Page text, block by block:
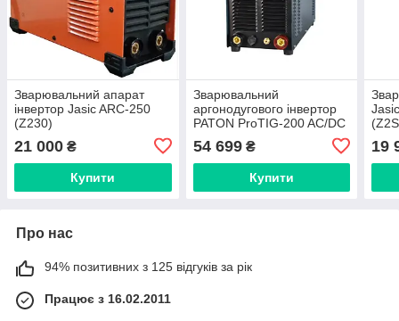
Зварювальний апарат
інвертор Jasic ARC-250
(Z230)
21 000 ₴
Купити
Зварювальний
аргонодугового інвертор
PATON ProTIG-200 AC/DC
з пальником (АДІ-200PRO)
54 699₴
Купити
19
Про нас
94% позитивних з 125 відгуків за рік
Працює з 16.02.2011